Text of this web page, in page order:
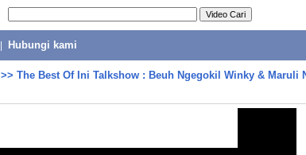
Hubungi kami
>> The Best Of Ini Talkshow : Beuh Ngegokil Winky & Maruli